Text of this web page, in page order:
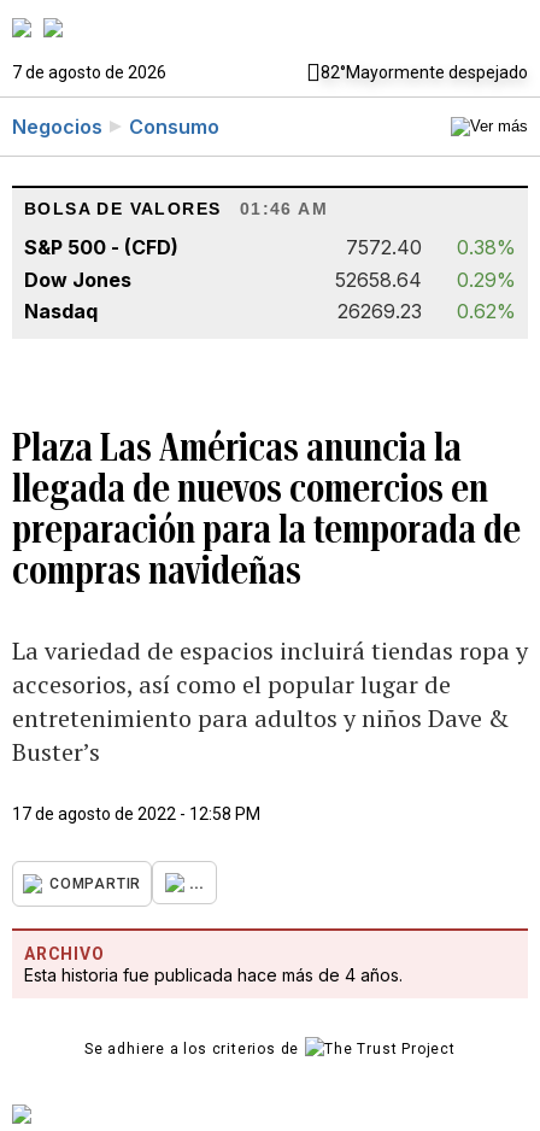
7 de agosto de 2026 82°Mayormente despejado
Negocios Consumo
BOLSA DE VALORES 01:46 AM
S&P 500 - (CFD) 7572.40
0.38%
Dow Jones
52658.64
0.29%
Nasdaq
26269.23 0.62%
Plaza Las Américas anuncia la
llegada de nuevos comercios en
preparación para la temporada de
compras navideñas
La variedad de espacios incluirá tiendas ropa y
accesorios, así como el popular lugar de
entretenimiento para adultos y niños Dave &
Buster’s
17 de agosto de 2022 - 12:58 PM
COMPARTIR ...
ARCHIVO
Esta historia fue publicada hace más de 4 años.
Se adhiere a los criterios de